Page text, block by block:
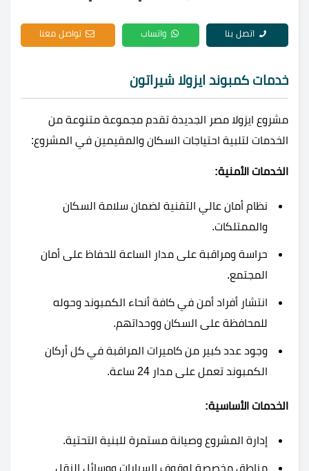
اتصل بنا واتساب تواصل معنا
خدمات كمبوند ايزولا شيراتون
مشروع ايزولا مصر الجديدة تقدم مجموعة متنوعة من
الخدمات لتلبية احتياجات السكان والمقيمين في المشروع:
الخدمات الأمنية:
نظام أمان عالي التقنية لضمان سلامة السكان
والممتلكات.
حراسة ومراقبة على مدار الساعة للحفاظ على أمان
المجتمع.
انتشار أفراد أمن في كافة أنحاء الكمبوند وحوله
للمحافظة على السكان ووحداتهم.
وجود عدد كبير من كاميرات المراقبة في كل أركان
الكمبوند تعمل على مدار 24 ساعة.
الخدمات الأساسية:
إدارة المشروع وصيانة مستمرة للبنية التحتية.
مناطق مخصصة لوقوف السيارات ووسائل النقل